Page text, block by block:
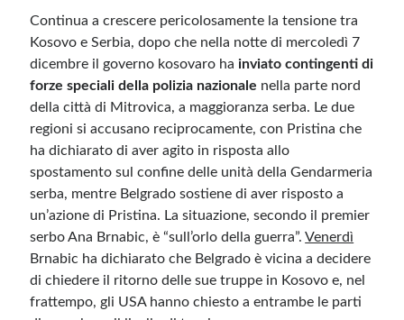
Questo blog non rappresenta una testata giornalistica, in quanto viene aggiornato
sensi della legge n· 62 del 7.03.2001. L’autore non è responsabile di quanto
pubblicato dai lettori nei commenti ai vari post. Saranno comunque cancellati quelli
ritenuti offensivi o lesivi dell’immagine o dell’onorabilità di terzi, di genere spam,
razzisti o che contengano dati personali non conformi al rispetto delle norme sulla
privacy. Alcune immagini inserite in questo blog sono tratte da Internet e, pertanto,
considerate di pubblico dominio. Qualora la loro pubblicazione violasse eventuali
diritti d’autore, vi invito a comunicarlo via e-mail a info[at]dinovalle.it e saranno
immediatamente rimosse. L’autore del blog non è responsabile dei siti collegati
Meta
Accedi
Feed dei contenuti
Continua a crescere pericolosamente la tensione tra
Kosovo e Serbia, dopo che nella notte di mercoledì 7
dicembre il governo kosovaro ha inviato contingenti di
forze speciali della polizia nazionale nella parte nord
della città di Mitrovica, a maggioranza serba. Le due
regioni si accusano reciprocamente, con Pristina che
ha dichiarato di aver agito in risposta allo
spostamento sul confine delle unità della Gendarmeria
serba, mentre Belgrado sostiene di aver risposto a
un’azione di Pristina. La situazione, secondo il premier
serbo Ana Brnabic, è “sull’orlo della guerra”.Venerdì
Brnabic ha dichiarato che Belgrado è vicina a decidere
di chiedere il ritorno delle sue truppe in Kosovo e, nel
frattempo, gli USA hanno chiesto a entrambe le parti